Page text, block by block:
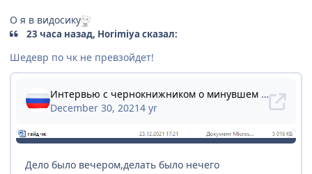
О я в видосику
23 часа назад, Horimiya сказал:
Шедевр по чк не превзойдет!